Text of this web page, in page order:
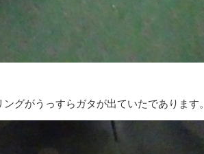
グがうっすらガタが出ていたであります。